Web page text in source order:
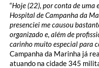
“Hoje (22), por conta de uma
Hospital de Campanha da
presenciei me causou
organizado e, além de
carinho muito especial para
Campanha da Marinha já
atuando na cidade 345